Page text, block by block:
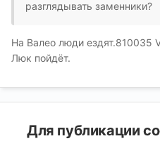
разглядывать заменники?
На Валео люди ездят.810035
Люк пойдёт.
Для публикации